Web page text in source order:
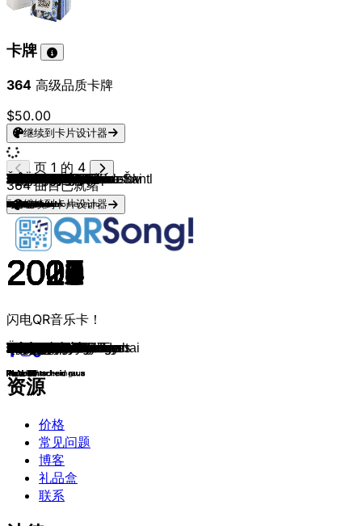
卡牌
364 高级品质卡牌
$50.00
继续到卡片设计器
BLANKA
Polen
2023
Solo
Platz 19
Erika Vikman
Finnland
2025
Ich Komme
Platz 11
Miriana Conte
Malta
2025
Serving Kant
Platz 17
KAJ
Schweden
2025
Bara Bada Bastu
Platz 4
Marina Satti
Griechenland
2024
ZARI
Platz 11
Aminata
Lettland
2015
Love Injected
Platz 6
Sissal
Dänemark
2025
Hallucination
Platz 23
Bambie Thug
Irland
2024
Doomsday Blue
Platz 6
Zala Kralj & Gašper Šantl
Slowenien
2019
Sebi
Platz 15
Loreen
Schweden
2012
Euphoria
Platz 1
Joost Klein
Niederlande
2024
Europapa
Keine Platzierung
Nicola
Rumänien
2003
Don't Break My Heart
Platz 10
Andromache
Zypern
2022
Ela
Im Vorentscheid raus
Go_A
Ukraine
2021
Shum
Platz 5
Ira Losco
Malta
2016
Walk On Water
Platz 12
Sirusho
Armenien
2008
Qélé Qélé
Platz 4
Harel Skaat
Israel
2010
Milim
Platz 14
Verka Serduchka
Ukraine
2007
Dancing Lasha Tumbai
Platz 2
Beth
Spanien
2003
Dime
Platz 8
Hatari
Island
2019
Hatrið mun sigra
Platz 10
Dami Im
Australien
2016
Sound of Silence
Platz 2
Kaleen
Österreich
2024
We Will Rave
Platz 24
Xandee
Belgien
2004
1 Life
Platz 22
Kalomira
Griechenland
2008
Secret Combination
Platz 3
Abor & Tynna
Deutschland
2025
Baller
Platz 15
Ruslana
Ukraine
2004
Wild Dances
Platz 1
Eden Alene
Israel
2021
Set Me Free
Platz 17
Lena
Deutschland
2010
Satellite
Platz 1
Yianna Terzi
Griechenland
2018
Oniro Mou
Im Vorentscheid raus
Charlotte Perrelli
Schweden
2008
Hero
Platz 18
Inga & Anush
Armenien
2009
Jan-Jan
Platz 10
Cornelia Jakobs
Schweden
2022
Hold Me Closer
Platz 4
TIX
Norwegen
2021
Fallen Angel
Platz 18
ZOË
Österreich
2016
Loin d'ici
Platz 13
Fahree & İlkin Dövlətov
Aserbaidschan
2024
Özünlə Apar
Im Vorentscheid raus
Roxen
Rumänien
2021
Amnesia
Im Vorentscheid raus
Safura
Aserbaidschan
2010
Drip Drop
Platz 5
Mahmood
Italien
2019
Soldi
Platz 2
Michela
Malta
2019
Chameleon
Platz 14
Sébastien Tellier
Frankreich
2008
Divine
Platz 19
Jamala
Ukraine
2016
1944
Platz 1
Maraaya
Slowenien
2015
Here For You
Platz14
Angelina Mango
Italien
2024
La noia
Platz 7
Boaz Mauda
Israel
2008
The Fire in Your Eyes
Platz 9
No Angels
Deutschland
2008
Disappear
Platz 14
Chanel
Spanien
2022
SloMo
Platz 3
Željko Joksimović
Serbien und Montenegro
2004
Lane Moje
Platz 2
Ivi Adamou
Zypern
2012
La La Love
Platz 16
Windows95Man
Finnland
2024
No Rules!
Platz 19
Madame Monsieur
Frankreich
2018
Mercy
Platz 13
Eleni Foureira
Zypern
2018
Fuego
Platz 2
Mahmood & Blanco
Italien
2022
Brividi
Platz 6
Nadav Guedj
Israel
2015
Golden Boy
Platz 9
Tamta
Zypern
2019
Replay
Platz 13
AySel & Arash
Aserbaidschan
2009
Always
Platz 3
WRS
Rumänien
2022
Llámame
Platz 18
Duncan Laurence
Niederlande
2019
Arcade
Platz 1
Mandinga
Rumänien
2012
Zaleilah
Platz 12
Ester Peony
Rumänien
2019
On a Sunday
Im Vorentscheid raus
Daði Freyr
Island
2020
Think About Things
Platz 3
Måns Zelmerlöw
Schweden
2015
Heroes
Platz 1
Justs
Lettland
2016
Heartbeat
Platz 15
Salvador Sobral
Portugal
2017
Amar Pelos Dois
Platz 1
Alexander Rybak
Norwegen
2009
Fairytale
Platz 1
Agnete Saba
Norwegen
2016
Icebreaker
Im Vorentscheid raus
Kristian Kostov
Bulgarien
2017
Beautiful Mess
Platz 2
Ani Lorak
Ukraine
2008
Shady Lady
Platz 2
KEiiNO
Norwegen
2019
Spirit in the Sky
Platz 6
Little Big
Russland
2020
UNO
Platz 9
Natalia Gordienko
Moldau
2021
Sugar
Platz 13
Blanche
Belgien
2017
City Lights
Platz 4
Blind Channel
Finnland
2021
Dark Side
Platz 6
Lena
Deutschland
2011
Taken By A Stranger
Platz 10
Poli Genova
Bulgarien
2016
If Love Was a Crime
Platz 4
Elena Tsagrinou
Zypern
2021
El Diablo
Platz 16
Loïc Nottet
Belgien
2015
Rhythm Inside
Platz 4
Daði Freyr
Island
2021
10 Years
Platz 4
Amir
Frankreich
2016
J'ai cherché
Platz 6
Buranovskiye Babushki
Russland
2012
Party for Everybody
Platz 2
Nina Sublatti
Georgien
2015
Warrior
Platz 11
S10
Niederlande
2022
De Diepte
Platz 11
Rasmussen
Dänemark
2018
Higher Ground
Platz 9
Mélovin
Ukraine
2018
Under the Ladder
Platz 17
Benjamin Ingrosso
Schweden
2018
Dance You Off
Platz 7
Conan Osiris
Portugal
2019
Telemoveis
Im Vorentscheid raus
Helena Paparizou
Griechenland
2005
My Number One
Platz 1
Barbara Pravi
Frankreich
2021
Voilà
Platz 2
Saara Aalto
Finnland
2018
Monsters
Platz 25
Efendi
Aserbaidschan
2021
Mata Hari
Platz 20
Aram MP3
Armenien
2014
Not Alone
Platz 4
Hadise
Türkei
2009
Dum Tek Tek
Platz 4
Senhit
San Marino
2021
Adrenalina
Platz 22
Urban Trad
Belgien
2003
Sanomi
Platz 2
Aisel
Aserbaidschan
2018
X My Heart
Im Vorentscheid raus
Jessy Matador
Frankreich
2010
Allez Ola Olé
Platz 12
Marcus & Martinus
Schweden
2024
Unforgettable
Platz 9
Koit Toome & Laura
Estland
2017
Verona
Im Vorentscheid raus
Christabelle
Malta
2018
Taboo
Im Vorentscheid raus
Gjon's Tears
Schweiz
2021
Tout l'univers
Platz 3
Samra
Aserbaidschan
2016
Miracle
Platz 17
页 1 的 4
364曲目已就绪
继续到卡片设计器
闪电QR音乐卡！
资源
价格
常见问题
博客
礼品盒
联系